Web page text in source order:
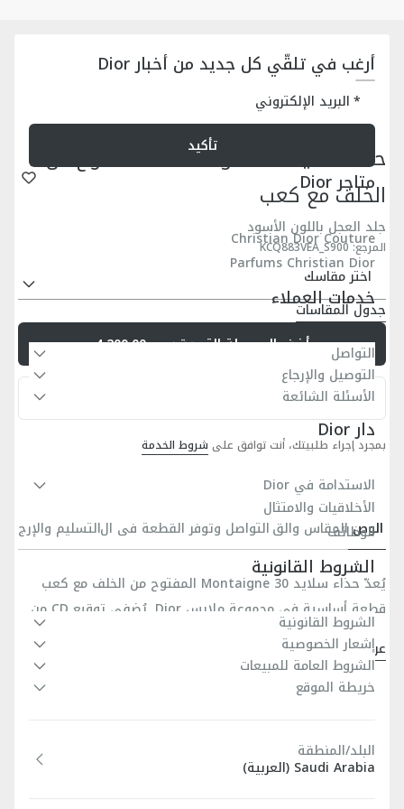
حذاء سلايد 30 Montaigne المفتوح من
الخلف مع كعب
جلد العجل باللون الأسود
المرجع:
KCQ883VEA_S900
اختر مقاسك
جدول المقاسات
أضف إلى سلة التسوقر.س.4,200.00
بمجرد إجراء طلبيتك، أنت توافق على شروط الخدمة
الوص
ف
المقاس والق
صة
التواصل وتوفر القطعة في ال
متجر
التسليم والإرج
اع
يُعدّ حذاء سلايد 30 Montaigne المفتوح من الخلف مع كعب
قطعة أساسية في مجموعة ملابس Dior. يُضفي توقيع CD من
المعدن الذهبي لمسة مميزة على التصميم، ويتباين مع جلد
العجل الأسود. يتميز حذاء سلايد المفتوح من الخلف بطرف
أمامي مربّع أنيق وكعب أسطواني يبلغ ارتفاعه 3,5 سم، وتُضفي
المادة الرئيسية: جلد العجل
بطانة من جلد العجل
نعل من جلد العجل مزيّن بشكل نجمة محفورة، الرمز الجالب
للحظ المفضّل لدى كريستيان ديور
عرض المزيد
أرغب في تلقّي كل جديد من أخبار Dior
البريد الإلكتروني
تأكيد
متاجر Dior
Christian Dior Couture
Parfums Christian Dior
خدمات العملاء
التواصل
التوصيل والإرجاع
الأسئلة الشائعة
دار Dior
الاستدامة في Dior
الأخلاقيات والامتثال
الوظائف
الشروط القانونية
الشروط القانونية
إشعار الخصوصية
الشروط العامة للمبيعات
خريطة الموقع
البلد/المنطقة
Saudi Arabia (العربية)